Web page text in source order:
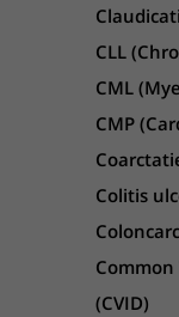
CLL
CML
CMP
Colitis
(CVID)